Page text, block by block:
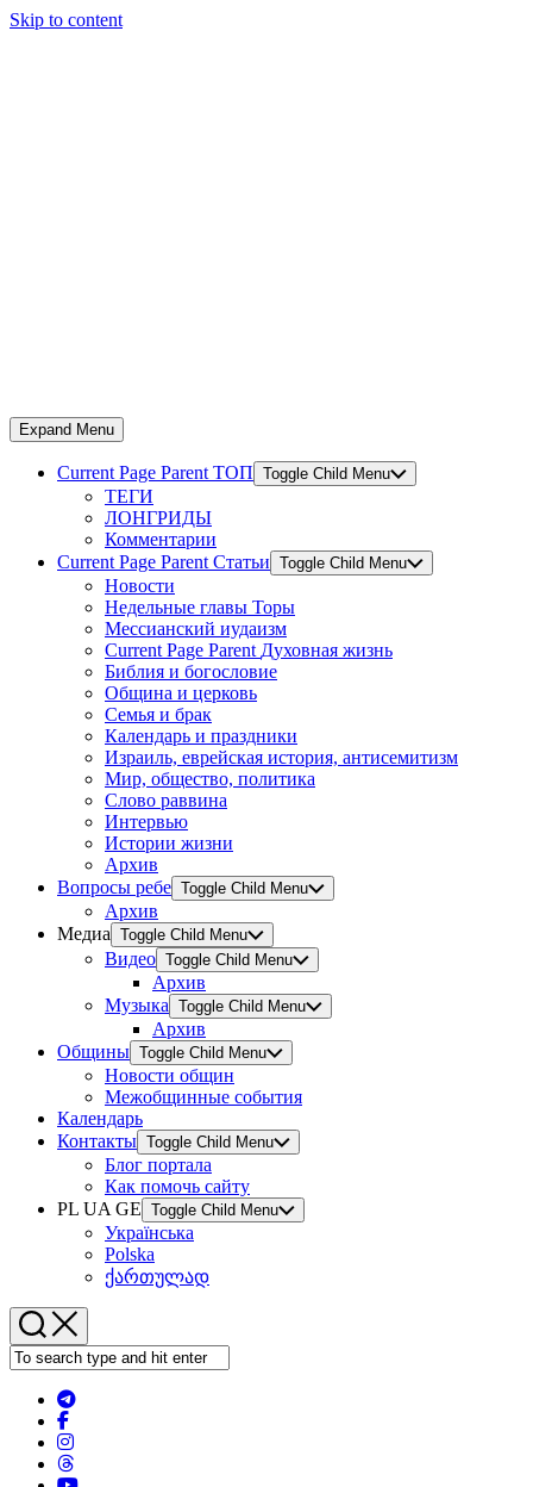
Skip to content
Expand Menu
Current Page Parent ТОП Toggle Child Menu
ТЕГИ
ЛОНГРИДЫ
Комментарии
Current Page Parent Статьи Toggle Child Menu
Новости
Недельные главы Торы
Мессианский иудаизм
Current Page Parent Духовная жизнь
Библия и богословие
Община и церковь
Семья и брак
Календарь и праздники
Израиль, еврейская история, антисемитизм
Мир, общество, политика
Слово раввина
Интервью
Истории жизни
Архив
Вопросы ребе Toggle Child Menu
Архив
Медиа Toggle Child Menu
Видео Toggle Child Menu
Архив
Музыка Toggle Child Menu
Архив
Общины Toggle Child Menu
Новости общин
Межобщинные события
Календарь
Контакты Toggle Child Menu
Блог портала
Как помочь сайту
PL UA GE Toggle Child Menu
Українська
Polska
ქართულად